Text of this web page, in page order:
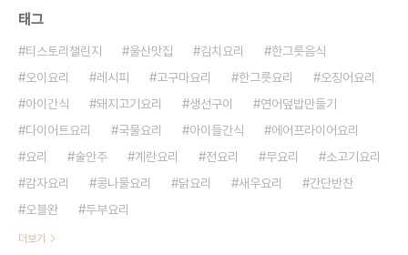
태그
티스토리챌린지 울산맛집 김치요리
한그릇음식
오이요리
레시피 고구마요리 한그릇요리
오징어요리
아이간식
돼지고기요리 생선구이
연어덮밥만들기
다이어트요리
국물요리 아이들간식
에어프라이어요리
요리
술안주 계란요리 전요리 무요리
소고기요리
감자요리
콩나물요리 닭요리 새우요리
간단반찬
오블완
두부요리
더보기